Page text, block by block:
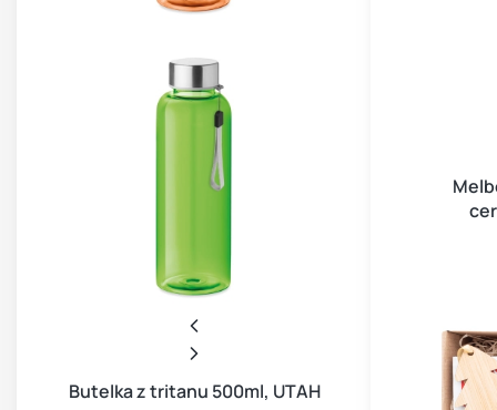
Butelka z tritanu 500ml, UTAH